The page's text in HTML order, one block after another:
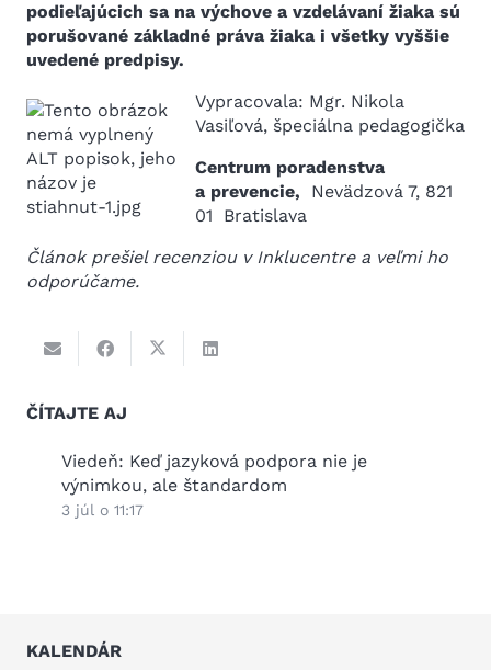
podieľajúcich sa na výchove a vzdelávaní žiaka sú
porušované základné práva žiaka i všetky vyššie
uvedené predpisy.
Vypracovala: Mgr. Nikola
Vasiľová, špeciálna pedagogička
Centrum poradenstva
a prevencie,
Nevädzová 7, 821
01 Bratislava
Článok prešiel recenziou v Inklucentre a veľmi ho
odporúčame.
ČÍTAJTE AJ
Viedeň: Keď jazyková podpora nie je
výnimkou, ale štandardom
3 júl o 11:17
KALENDÁR